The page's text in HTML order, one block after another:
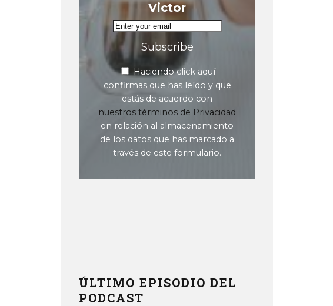
Victor
Subscribe
Haciendo click aquí
confirmas que has leído y que
estás de acuerdo con
nuestros términos de Privacidad
en relación al almacenamiento
de los datos que has marcado a
través de este formulario.
ÚLTIMO EPISODIO DEL
PODCAST